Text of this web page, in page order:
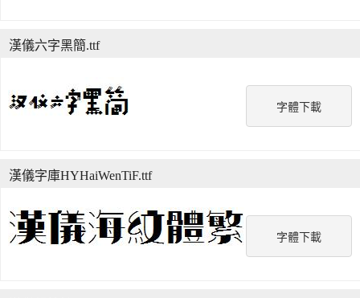
字體下載
漢儀六字黑簡.ttf
字體下載
漢儀字庫HYHaiWenTiF.ttf